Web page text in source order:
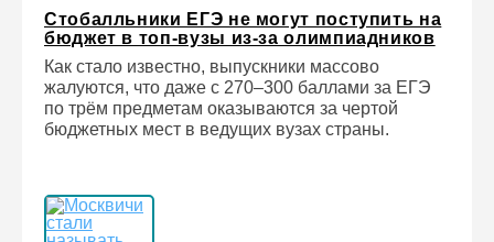
Стобалльники ЕГЭ не могут поступить на
бюджет в топ-вузы из-за олимпиадников
Как стало известно, выпускники массово
жалуются, что даже с 270–300 баллами за ЕГЭ
по трём предметам оказываются за чертой
бюджетных мест в ведущих вузах страны.